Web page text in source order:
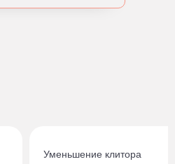
Уменьшение клитора